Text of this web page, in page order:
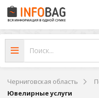
Черниговская область
Ювелирные услуги